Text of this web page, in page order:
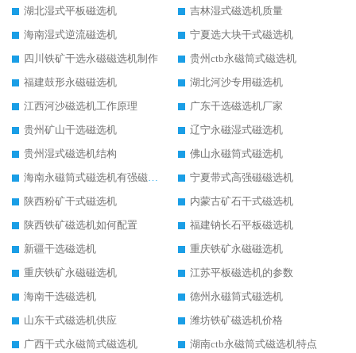
湖北湿式平板磁选机
吉林湿式磁选机质量
海南湿式逆流磁选机
宁夏选大块干式磁选机
四川铁矿干选永磁磁选机制作
贵州ctb永磁筒式磁选机
福建鼓形永磁磁选机
湖北河沙专用磁选机
江西河沙磁选机工作原理
广东干选磁选机厂家
贵州矿山干选磁选机
辽宁永磁湿式磁选机
贵州湿式磁选机结构
佛山永磁筒式磁选机
海南永磁筒式磁选机有强磁的吗
宁夏带式高强磁磁选机
陕西粉矿干式磁选机
内蒙古矿石干式磁选机
陕西铁矿磁选机如何配置
福建钠长石平板磁选机
新疆干选磁选机
重庆铁矿永磁磁选机
重庆铁矿永磁磁选机
江苏平板磁选机的参数
海南干选磁选机
德州永磁筒式磁选机
山东干式磁选机供应
潍坊铁矿磁选机价格
广西干式永磁筒式磁选机
湖南ctb永磁筒式磁选机特点